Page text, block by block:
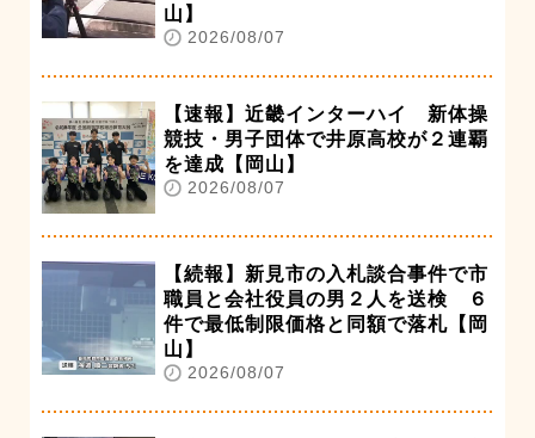
山】
2026/08/07
【速報】近畿インターハイ 新体操
競技・男子団体で井原高校が２連覇
を達成【岡山】
2026/08/07
【続報】新見市の入札談合事件で市
職員と会社役員の男２人を送検 ６
件で最低制限価格と同額で落札【岡
山】
2026/08/07